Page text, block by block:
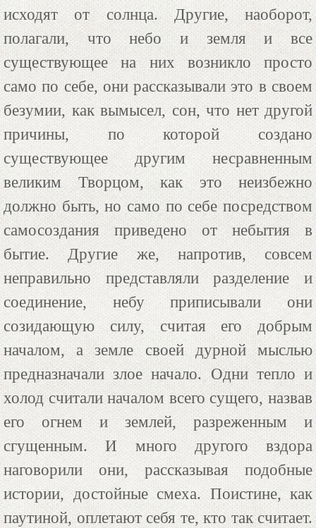
исходят от солнца. Другие, наоборот,
полагали, что небо и земля и все
существующее на них возникло просто
само по себе, они рассказывали это в своем
безумии, как вымысел, сон, что нет другой
причины, по которой создано
существующее другим несравненным
великим Творцом, как это неизбежно
должно быть, но само по себе посредством
самосоздания приведено от небытия в
бытие. Другие же, напротив, совсем
неправильно представляли разделение и
соединение, небу приписывали они
созидающую силу, считая его добрым
началом, а земле своей дурной мыслью
предназначали злое начало. Одни тепло и
холод считали началом всего сущего, назвав
его огнем и землей, разреженным и
сгущенным. И много другого вздора
наговорили они, рассказывая подобные
истории, достойные смеха. Поистине, как
паутиной, оплетают себя те, кто так считает.